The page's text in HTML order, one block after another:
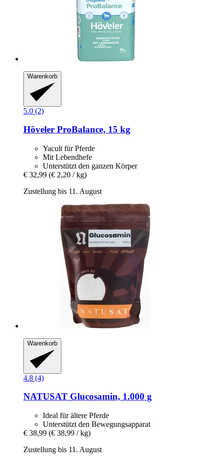
Warenkorb
5.0 (2)
Höveler ProBalance, 15 kg
Yacult für Pferde
Mit Lebendhefe
Unterstützt den ganzen Körper
€ 32,99 (€ 2,20 / kg)
Zustellung bis 11. August
Warenkorb
4.8 (4)
NATUSAT Glucosamin, 1.000 g
Ideal für ältere Pferde
Unterstützt den Bewegungsapparat
€ 38,99 (€ 38,99 / kg)
Zustellung bis 11. August